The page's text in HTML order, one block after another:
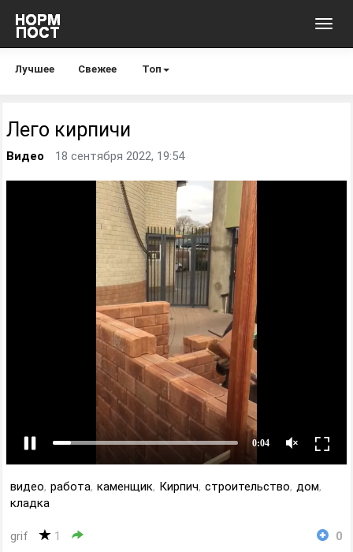
Лучшее Свежее Топ
Лего кирпичи
Видео 18 сентября 2022, 19:54
видео, работа, каменщик, Кирпич, строительство, дом,
кладка
grif 1 0